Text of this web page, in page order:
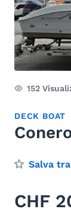
152
DECK BOAT
Salva
CHF